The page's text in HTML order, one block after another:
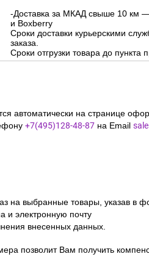
-Доставка за МКАД свыше 10 км —
и Boxberry
Сроки доставки курьерскими
заказа.
Сроки отгрузки товара до
автоматически на странице
+7(495)128-48-87 на Email
на выбранные товары, указав в
и электронную почту
внесенных данных.
позволит Вам получить